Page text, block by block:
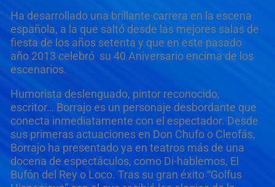
Ha desarrollado una brillante carrera en la escena
española, a la que saltó desde las mejores salas de
fiesta de los años setenta y que en este pasado
año 2013 celebró su 40 Aniversario encima de los
escenarios.
Humorista deslenguado, pintor reconocido,
escritor… Borrajo es un personaje desbordante que
conecta inmediatamente con el espectador. Desde
sus primeras actuaciones en Don Chufo o Cleofás,
Borrajo ha presentado ya en teatros más de una
docena de espectáculos, como Di-hablemos, El
Bufón del Rey o Loco. Tras su gran éxito “Golfus